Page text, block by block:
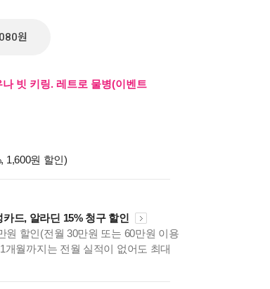
원
빗 키링. 레트로 물병(이벤트
1,600원 할인)
드, 알라딘 15% 청구 할인
원 할인(전월 30만원 또는 60만원 이용
개월까지는 전월 실적이 없어도 최대